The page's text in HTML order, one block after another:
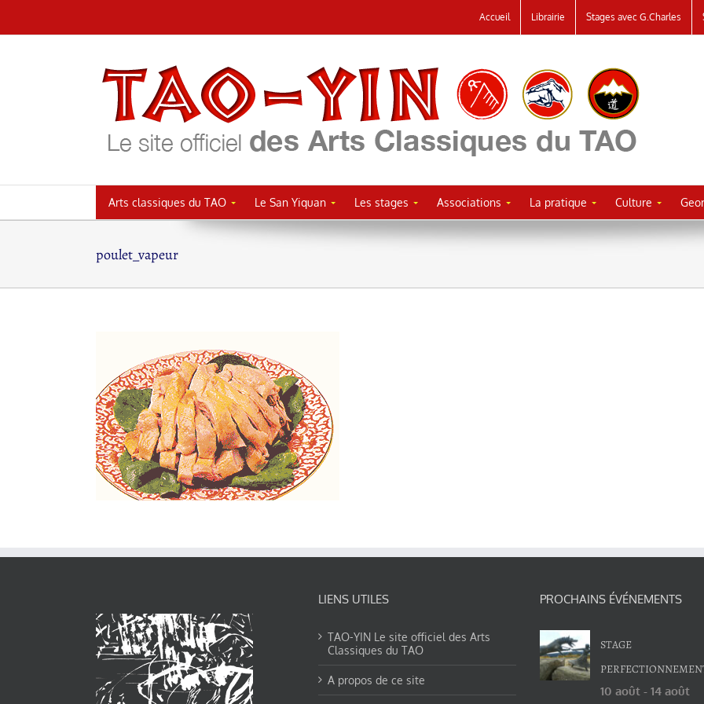
au
Accueil Librairie Stages avec G.Charles
Arts classiques du TAO Le San Yiquan Les stages Associations La pratique Culture
poulet_vapeur
LIENS UTILES
TAO-YIN Le site officiel des Arts
Classiques du TAO
A propos de ce site
PROCHAINS ÉVÉNEMENTS
STAGE
10 août - 14 août